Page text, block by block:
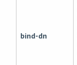
bind-dn